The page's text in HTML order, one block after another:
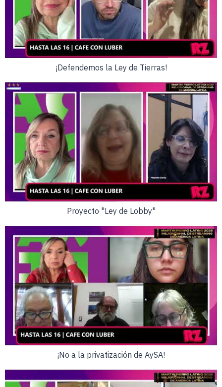
¡Defendemos la Ley de Tierras!
Proyecto "Ley de Lobby"
¡No a la privatización de AySA!